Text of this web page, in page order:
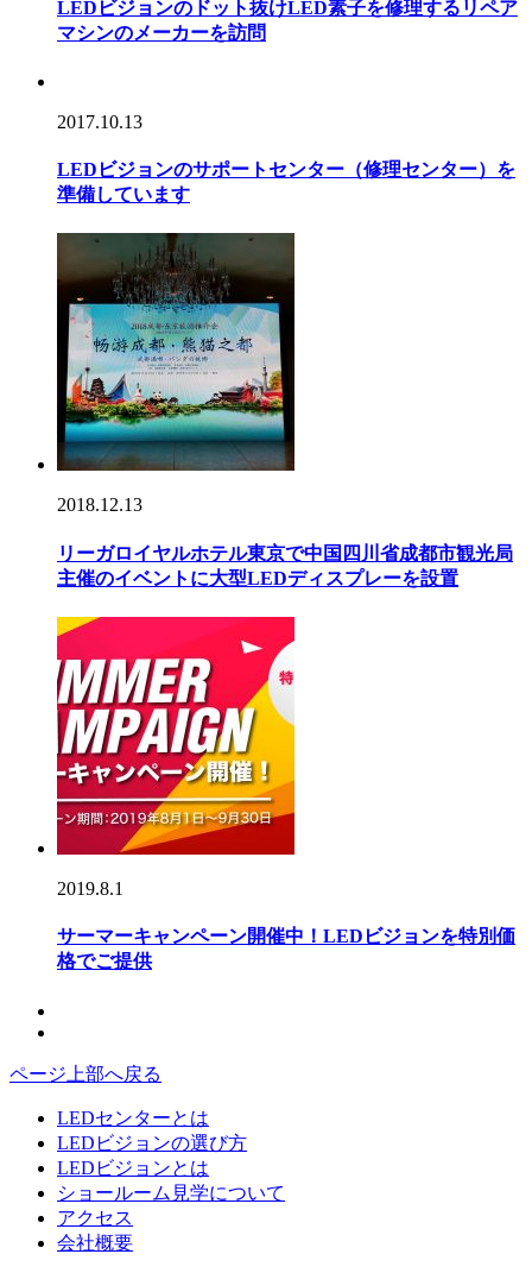
LEDビジョンのドット抜けLED素子を修理するリペア
マシンのメーカーを訪問
2017.10.13
LEDビジョンのサポートセンター（修理センター）を
準備しています
2018.12.13
リーガロイヤルホテル東京で中国四川省成都市観光局
主催のイベントに大型LEDディスプレーを設置
2019.8.1
サーマーキャンペーン開催中！LEDビジョンを特別価
格でご提供
ページ上部へ戻る
LEDセンターとは
LEDビジョンの選び方
LEDビジョンとは
ショールーム見学について
アクセス
会社概要